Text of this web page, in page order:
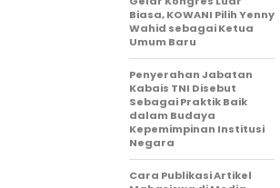
Biasa, KOWANI Pilih Yenny
Wahid sebagai Ketua
Umum Baru
Penyerahan Jabatan
Kabais TNI Disebut
Sebagai Praktik Baik
dalam Budaya
Kepemimpinan Institusi
Negara
Cara Publikasi Artikel